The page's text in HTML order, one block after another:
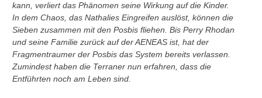
kann, verliert das Phänomen seine Wirkung auf die Kinder.
In dem Chaos, das Nathalies Eingreifen auslöst, können die
Sieben zusammen mit den Posbis fliehen. Bis Perry Rhodan
und seine Familie zurück auf der AENEAS ist, hat der
Fragmentraumer der Posbis das System bereits verlassen.
Zumindest haben die Terraner nun erfahren, dass die
Entführten noch am Leben sind.